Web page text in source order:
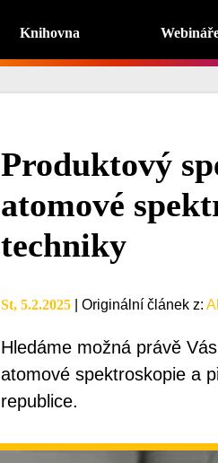
Knihovna
Produktový
atomové
techniky
St, 5.2.2025 Originální článek z:
Hledáme možná právě
atomové spektroskopie a
republice.